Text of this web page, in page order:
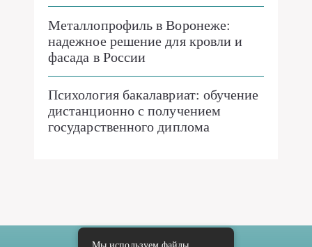
Металлопрофиль в Воронеже:
надежное решение для кровли и
фасада в России
Психология бакалавриат: обучение
дистанционно с получением
государственного диплома